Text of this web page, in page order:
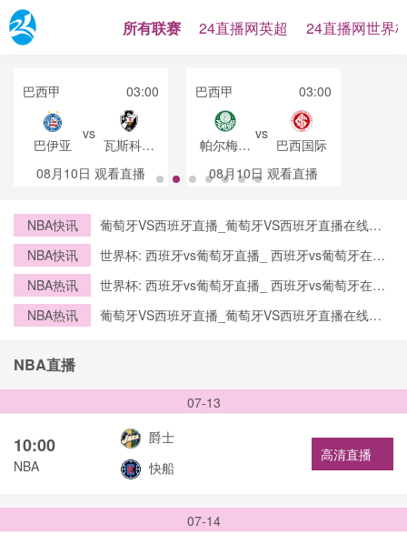
所有联赛 24直播网英超 24直播网世界
巴西甲 03:00
巴伊亚
vs
瓦斯科达
伽马
08月10日 观看直播
巴西甲 03:00
帕尔梅拉
斯
vs
巴西国际
08月10日 观看直播
NBA快讯
葡萄牙VS西班牙直播_葡萄牙VS西班牙直播在线观
NBA快讯
世界杯: 西班牙vs葡萄牙直播_ 西班牙vs葡萄牙在线
NBA热讯
世界杯: 西班牙vs葡萄牙直播_ 西班牙vs葡萄牙在线
NBA热讯
葡萄牙VS西班牙直播_葡萄牙VS西班牙直播在线观
NBA直播
07-13
10:00
NBA
爵士
快船
高清直播
07-14